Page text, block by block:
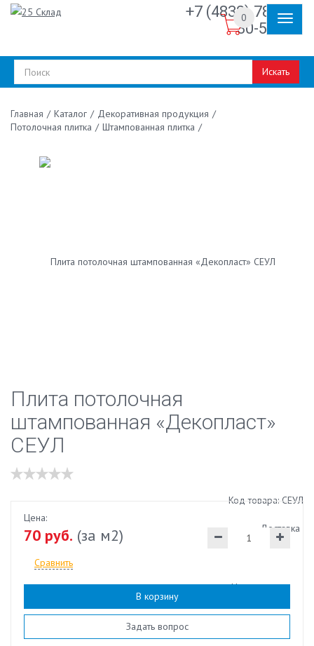
+7 (4832) 78-
30-50
Искать
0
Главная / Каталог / Декоративная продукция /
Потолочная плитка / Штампованная плитка /
Плита потолочная
штампованная «Декопласт»
СЕУЛ
Наличие:есть
Код товара: СЕУЛ
Доставка
Цена:
70 руб. (за м2)
Сравнить
В корзину
Задать вопрос